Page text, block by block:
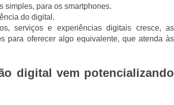
simples, para os smartphones.
do digital.
serviços e experiências digitais cresce, as
para oferecer algo equivalente, que atenda às
digital vem potencializando